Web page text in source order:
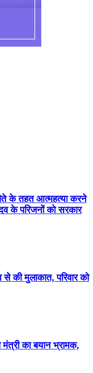
के तहत आत्महत्या करने
के परिजनों को सरकार
की मुलाकात, परिवार को
मंत्री का बयान भ्रामक,